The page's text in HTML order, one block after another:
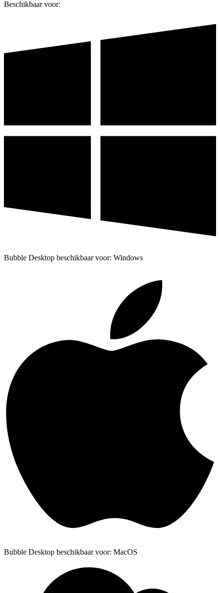
Beschikbaar voor:
Bubble Desktop beschikbaar voor: Windows
Bubble Desktop beschikbaar voor: MacOS